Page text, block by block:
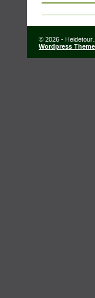
© 2026 -
Wordpress